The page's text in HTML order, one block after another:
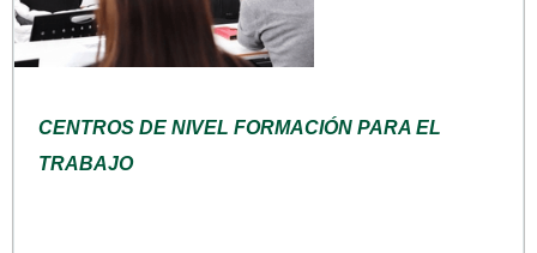
CENTROS DE NIVEL FORMACIÓN PARA EL
TRABAJO